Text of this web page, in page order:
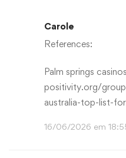
Carole
References:
Palm springs casinos
positivity.org/
australia-top-list-
16/06/2026 em